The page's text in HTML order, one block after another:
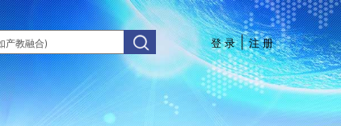
登 录 | 注 册